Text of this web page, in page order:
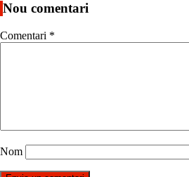
Nou comentari
Comentari *
Nom